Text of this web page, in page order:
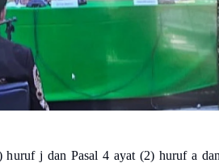
j dan Pasal 4 ayat (2) huruf a